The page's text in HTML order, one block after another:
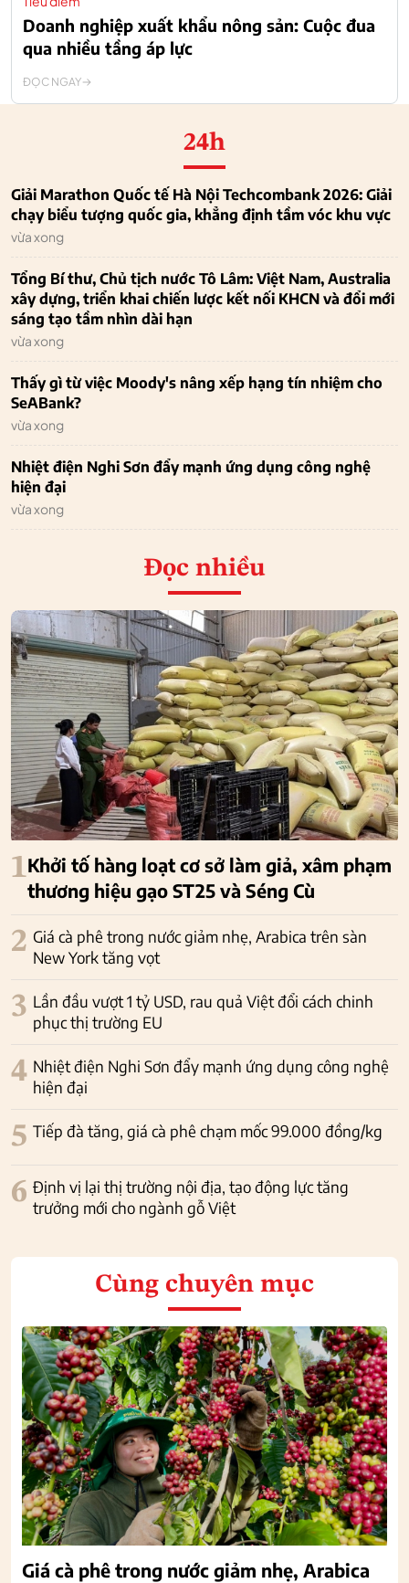
Doanh nghiệp xuất khẩu nông sản: Cuộc đua
qua nhiều tầng áp lực
ĐỌC NGAY
24h
Giải Marathon Quốc tế Hà Nội Techcombank 2026: Giải
chạy biểu tượng quốc gia, khẳng định tầm vóc khu vực
vừa xong
Tổng Bí thư, Chủ tịch nước Tô Lâm: Việt Nam, Australia
xây dựng, triển khai chiến lược kết nối KHCN và đổi mới
sáng tạo tầm nhìn dài hạn
vừa xong
Thấy gì từ việc Moody's nâng xếp hạng tín nhiệm cho
SeABank?
vừa xong
Nhiệt điện Nghi Sơn đẩy mạnh ứng dụng công nghệ
hiện đại
vừa xong
Đọc nhiều
1Khởi tố hàng loạt cơ sở làm giả, xâm phạm
thương hiệu gạo ST25 và Séng Cù
2 Giá cà phê trong nước giảm nhẹ, Arabica trên sàn
New York tăng vọt
3 Lần đầu vượt 1 tỷ USD, rau quả Việt đổi cách chinh
phục thị trường EU
4 Nhiệt điện Nghi Sơn đẩy mạnh ứng dụng công nghệ
hiện đại
5 Tiếp đà tăng, giá cà phê chạm mốc 99.000 đồng/kg
6 Định vị lại thị trường nội địa, tạo động lực tăng
trưởng mới cho ngành gỗ Việt
Cùng chuyên mục
Giá cà phê trong nước giảm nhẹ, Arabica